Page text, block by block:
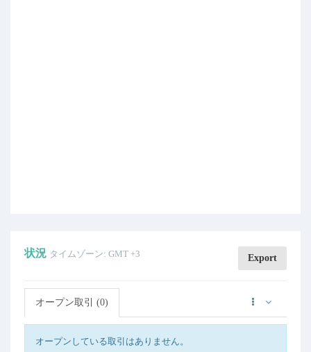
状況 タイムゾーン: GMT +3 Export
オープン取引 (0)
オープンしている取引はありません。